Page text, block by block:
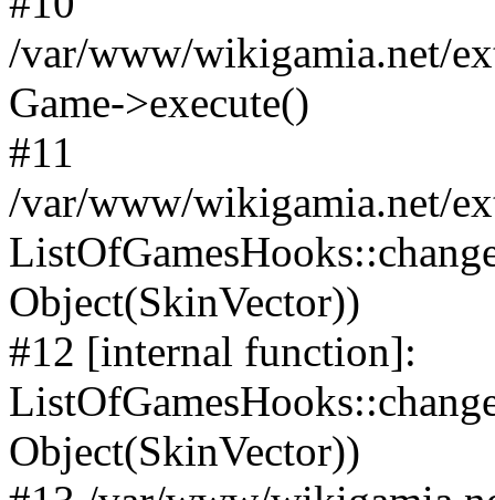
/var/www/wikigamia.net/
Game->execute()
#11
/var/www/wikigamia.net/
Object(SkinVector))
#12 [internal function]:
Object(SkinVector))